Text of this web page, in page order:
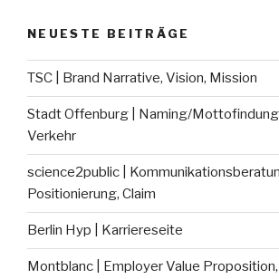
NEUESTE BEITRÄGE
TSC | Brand Narrative, Vision, Mission
Stadt Offenburg | Naming/
Verkehr
science2public |
Positionierung, Claim
Berlin Hyp | Karriereseite
Montblanc | Employer Value